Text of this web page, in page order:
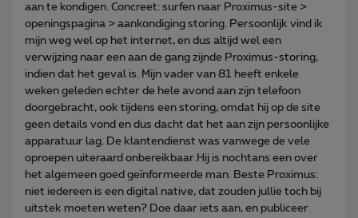
aan te kondigen. Concreet: surfen naar Proximus-site >
openingspagina > aankondiging storing. Persoonlijk vind ik
mijn weg wel op het internet, en dus altijd wel een
verwijzing naar een aan de gang zijnde Proximus-storing,
indien dat het geval is. Mijn vader van 81 heeft enkele
weken geleden echter de hele avond aan zijn telefoon
doorgebracht, ook tijdens een storing, omdat hij op de site
geen details vond en dus dacht dat het aan zijn persoonlijke
apparatuur lag. De klantendienst was vanwege de vele
oproepen uiteraard onbereikbaar.Hij is nochtans een over
het algemeen goed geïnformeerde man. Beste Proximus:
niet iedereen is een digital native, dat zouden jullie toch bij
uitstek moeten weten? Doe daar iets aan, en publiceer